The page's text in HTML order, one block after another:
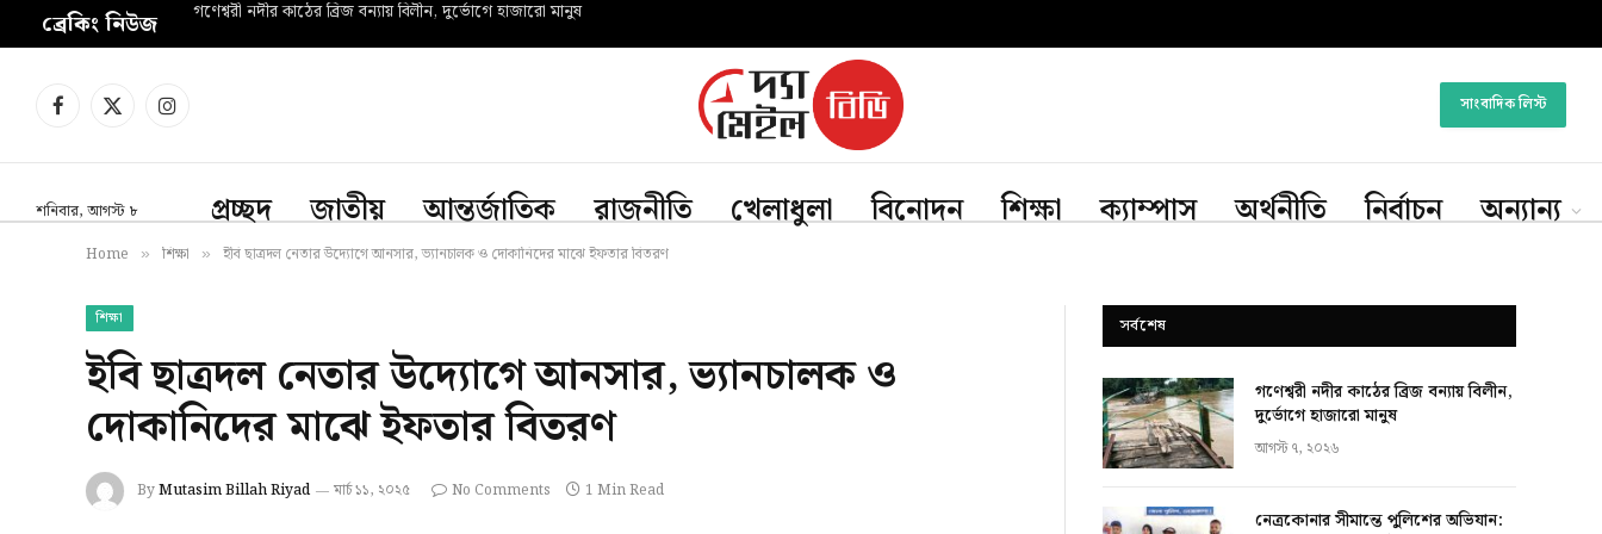
ব্রেকিং নিউজ গণেশ্বরী নদীর কাঠের ব্রিজ বন্যায় বিলীন, দুর্ভোগে হাজারো মানুষ
Facebook
X
Instagram সাংবাদিক লিস্ট
শনিবার, আগস্ট ৮ প্রচ্ছদ জাতীয় আন্তর্জাতিক রাজনীতি খেলাধুলা বিনোদন শিক্ষা ক্যাম্পাস অর্থনীতি নির্বাচন অন্যান্য
Home » শিক্ষা » ইবি ছাত্রদল নেতার উদ্যোগে আনসার, ভ্যানচালক ও দোকানিদের মাঝে ইফতার বিতরণ
শিক্ষা
ইবি ছাত্রদল নেতার উদ্যোগে আনসার, ভ্যানচালক ও
দোকানিদের মাঝে ইফতার বিতরণ
ByMutasim Billah Riyad মার্চ ১১, ২০২৫ No Comments 1 Min Read
সর্বশেষ
গণেশ্বরী নদীর কাঠের ব্রিজ বন্যায় বিলীন,
দুর্ভোগে হাজারো মানুষ
আগস্ট ৭, ২০২৬
নেত্রকোনার সীমান্তে পুলিশের অভিযান: